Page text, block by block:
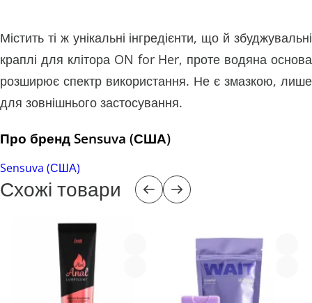
Містить ті ж унікальні інгредієнти, що й збуджувальні
краплі для клітора ON for Her, проте водяна основа
розширює спектр використання. Не є змазкою, лише
для зовнішнього застосування.
Про бренд Sensuva (США)
Sensuva (США)
Схожі товари